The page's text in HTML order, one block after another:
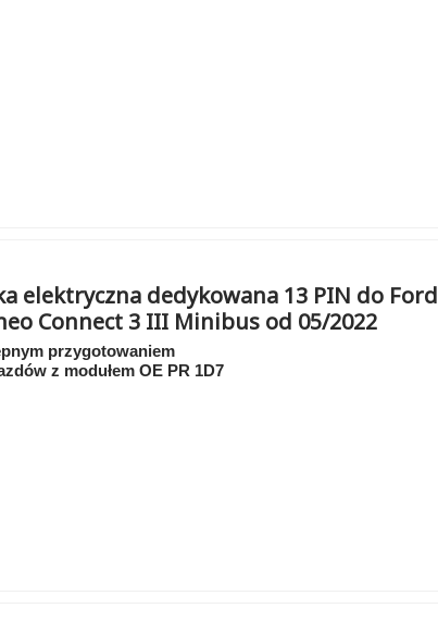
elektryczna dedykowana 13 PIN do Ford
Connect 3 III Minibus od 05/2022
przygotowaniem
z modułem OE PR 1D7